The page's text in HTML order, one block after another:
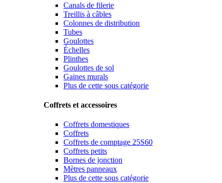
Canals de filerie
Treillis à câbles
Colonnes de distribution
Tubes
Goulottes
Échelles
Plinthes
Goulottes de sol
Gaines murals
Plus de cette sous catégorie
Coffrets et accessoires
Coffrets domestiques
Coffrets
Coffrets de comptage 25S60
Coffrets petits
Bornes de jonction
Mètres panneaux
Plus de cette sous catégorie